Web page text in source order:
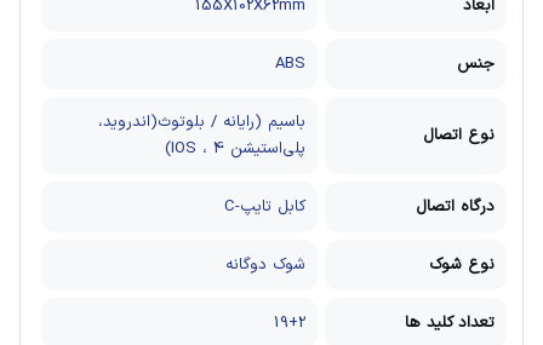
ابعاد 155X102X62mm
جنس ABS
نوع اتصال
باسیم (رایانه / بلوتوث(اندروید،
پلی‌استیشن 4 ، IOS)
درگاه اتصال کابل تایپ-C
نوع شوک شوک دوگانه
تعداد کلید ها 19+2